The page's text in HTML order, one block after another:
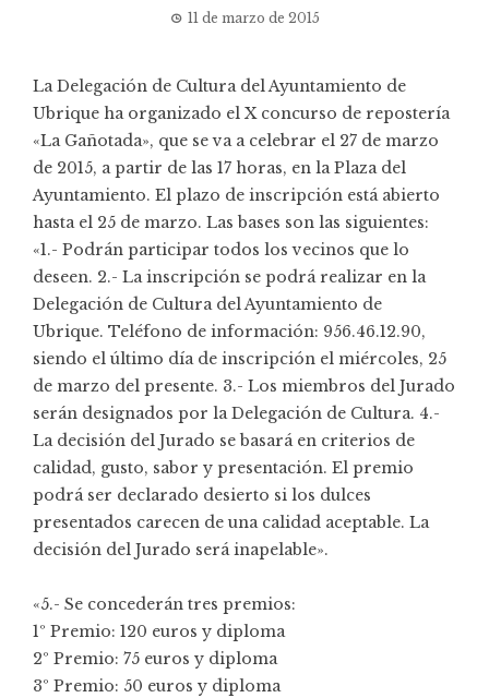
11 de marzo de 2015
La Delegación de Cultura del Ayuntamiento de
Ubrique ha organizado el X concurso de repostería
«La Gañotada», que se va a celebrar el 27 de marzo
de 2015, a partir de las 17 horas, en la Plaza del
Ayuntamiento. El plazo de inscripción está abierto
hasta el 25 de marzo. Las bases son las siguientes:
«1.- Podrán participar todos los vecinos que lo
deseen. 2.- La inscripción se podrá realizar en la
Delegación de Cultura del Ayuntamiento de
Ubrique. Teléfono de información: 956.46.12.90,
siendo el último día de inscripción el miércoles, 25
de marzo del presente. 3.- Los miembros del Jurado
serán designados por la Delegación de Cultura. 4.-
La decisión del Jurado se basará en criterios de
calidad, gusto, sabor y presentación. El premio
podrá ser declarado desierto si los dulces
presentados carecen de una calidad aceptable. La
decisión del Jurado será inapelable».
«5.- Se concederán tres premios:
1º Premio: 120 euros y diploma
2º Premio: 75 euros y diploma
3º Premio: 50 euros y diploma